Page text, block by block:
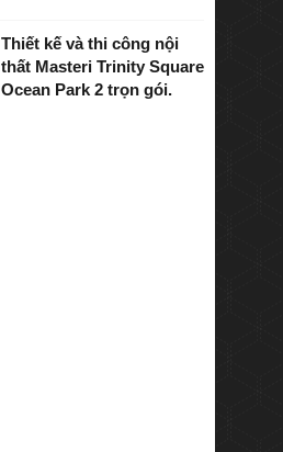
Thiết kế và thi công nội
thất Masteri Trinity Square
Ocean Park 2 trọn gói.